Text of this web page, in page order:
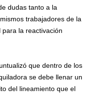
dudas tanto a la
trabajadores de la
la reactivación
que dentro de los
se debe llenar un
del lineamiento que el